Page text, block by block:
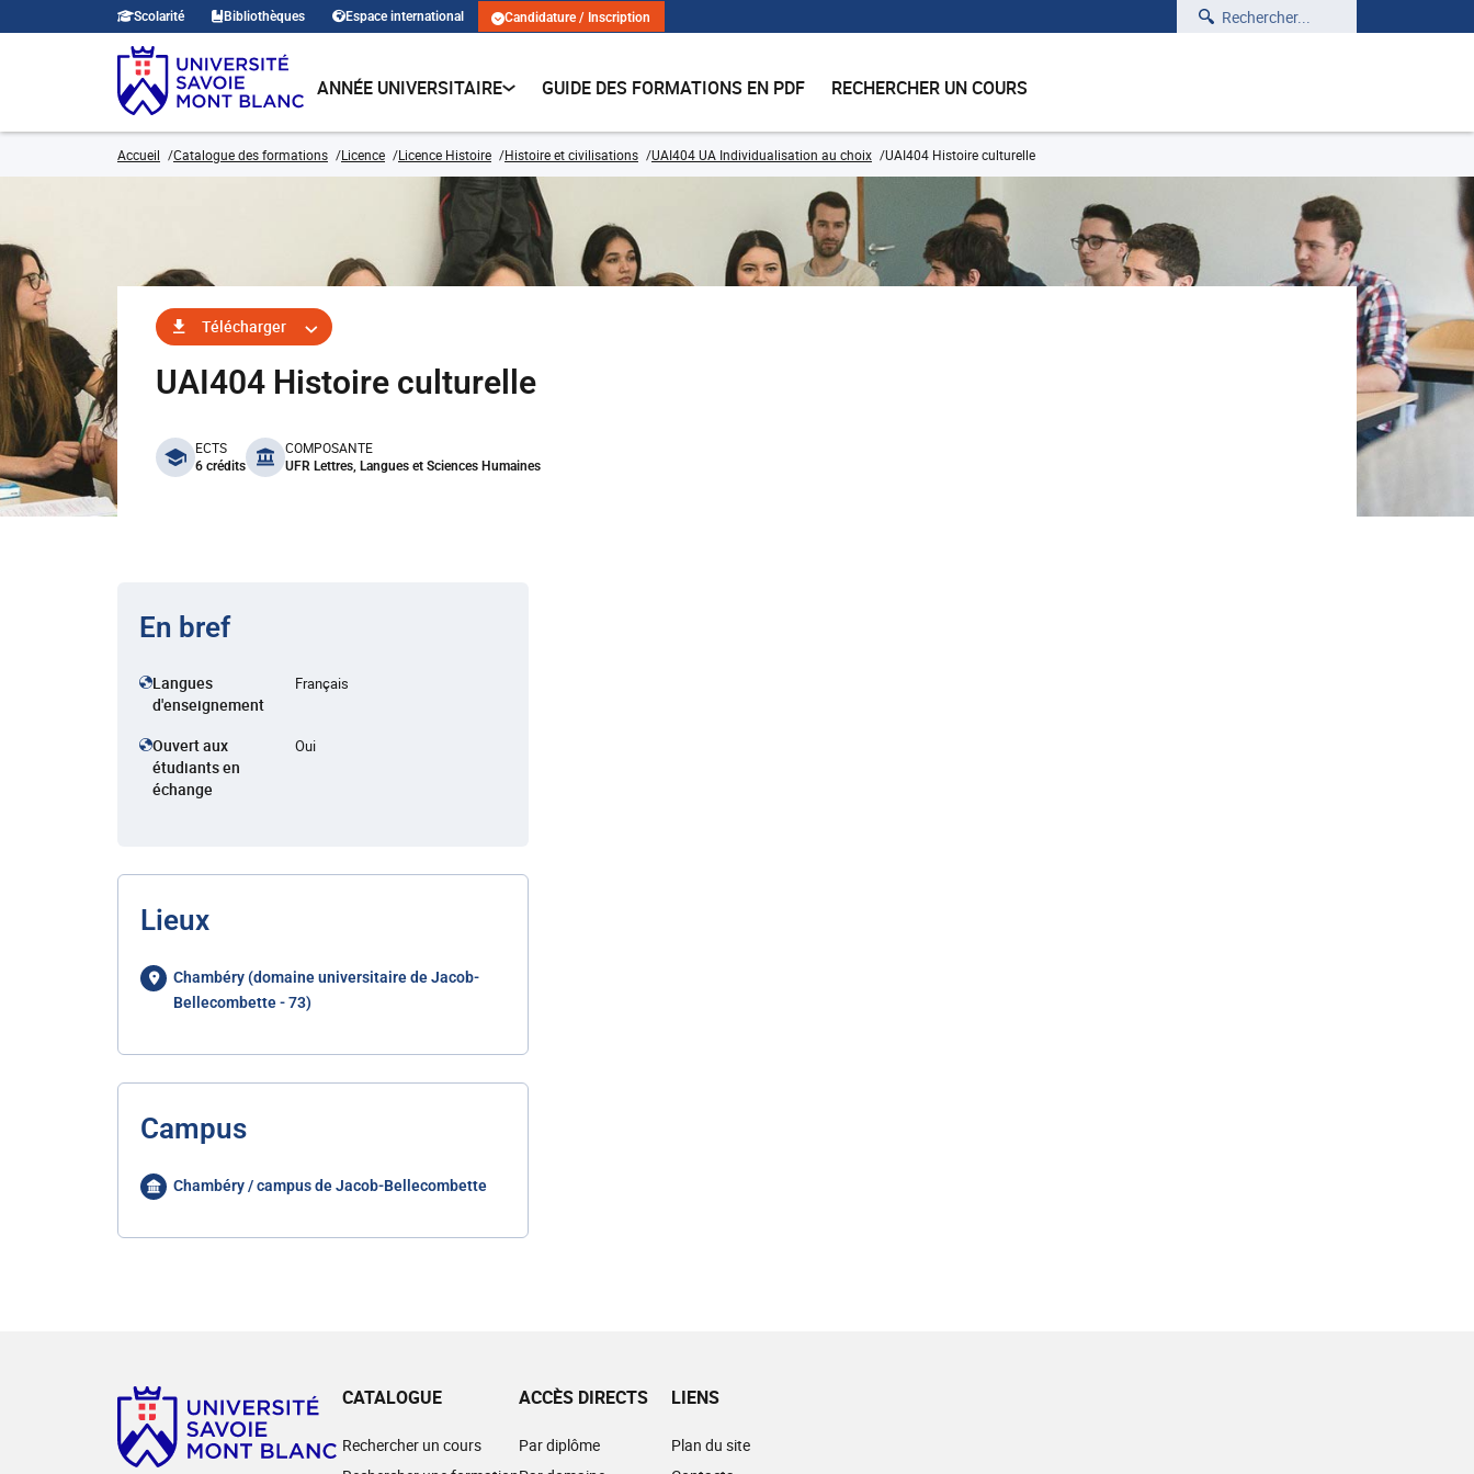
Scolarité Bibliothèques Espace international Candidature / Inscription Rechercher
ANNÉE UNIVERSITAIRE GUIDE DES FORMATIONS EN PDF RECHERCHER UN COURS
Accueil Catalogue des formations Licence Licence Histoire Histoire et civilisations UAI404 UA Individualisation au choix UAI404 Histoire culturelle
Télécharger
UAI404 Histoire culturelle
benefits
ECTS
6 crédits
COMPOSANTE
UFR Lettres, Langues et Sciences Humaines
En bref
Langues
d'enseignement
Français
Ouvert aux
étudiants en
échange
Oui
Lieux
Chambéry (domaine universitaire de Jacob-
Bellecombette - 73)
Campus
Chambéry / campus de Jacob-Bellecombette
CATALOGUE
Rechercher un cours
ACCÈS DIRECTS
Par diplôme
LIENS
Plan du site